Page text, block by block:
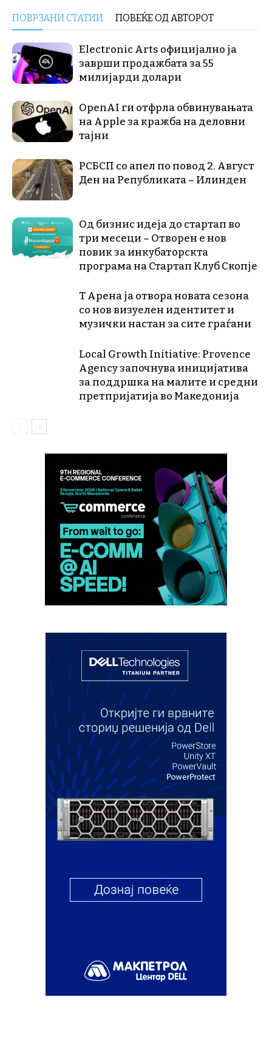
ПОВРЗАНИ СТАТИИ ПОВЕЌЕ ОД АВТОРОТ
Electronic Arts официјално ја
заврши продажбата за 55
милијарди долари
OpenAI ги отфрла обвинувањата
на Apple за кражба на деловни
тајни
РСБСП со апел по повод 2. Август
Ден на Републиката – Илинден
Од бизнис идеја до стартап во
три месеци – Отворен е нов
повик за инкубаторскта
програма на Стартап Клуб Скопје
Т Арена ја отвора новата сезона
со нов визуелен идентитет и
музички настан за сите граѓани
Local Growth Initiative: Provence
Agency започнува иницијатива
за поддршка на малите и средни
претпријатија во Македонија